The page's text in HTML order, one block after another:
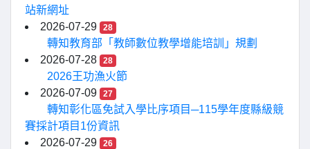
站新網址
2026-07-29
28
轉知教育部「教師數位教學增能培訓」規劃
2026-07-28
28
2026王功漁火節
2026-07-09
27
轉知彰化區免試入學比序項目─115學年度縣級競
賽採計項目1份資訊
2026-07-29
26